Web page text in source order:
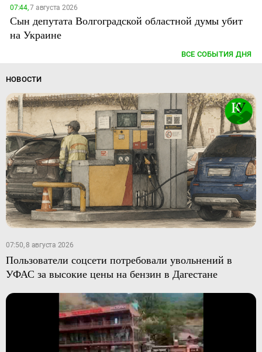
07:44,7 августа 2026
Сын депутата Волгоградской областной думы убит
на Украине
ВСЕ СОБЫТИЯ ДНЯ
НОВОСТИ
07:50, 8 августа 2026
Пользователи соцсети потребовали увольнений в
УФАС за высокие цены на бензин в Дагестане